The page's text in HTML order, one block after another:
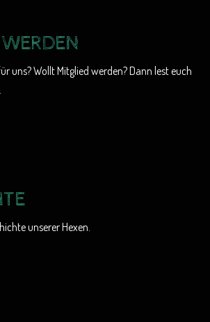
uns? Wollt Mitglied werden? Dann lest euch
unserer Hexen.